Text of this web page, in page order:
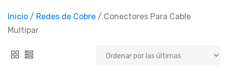
Inicio / Redes de Cobre / Conectores Para Cable
Multipar